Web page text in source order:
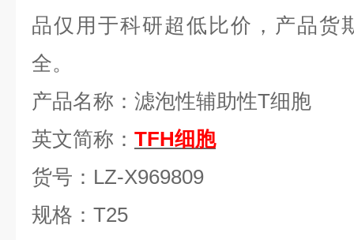
品仅用于科研超低比价，产品货
全。
产品名称：滤泡性辅助性T细胞
英文简称： TFH细胞
货号： LZ-X969809
规格： T25